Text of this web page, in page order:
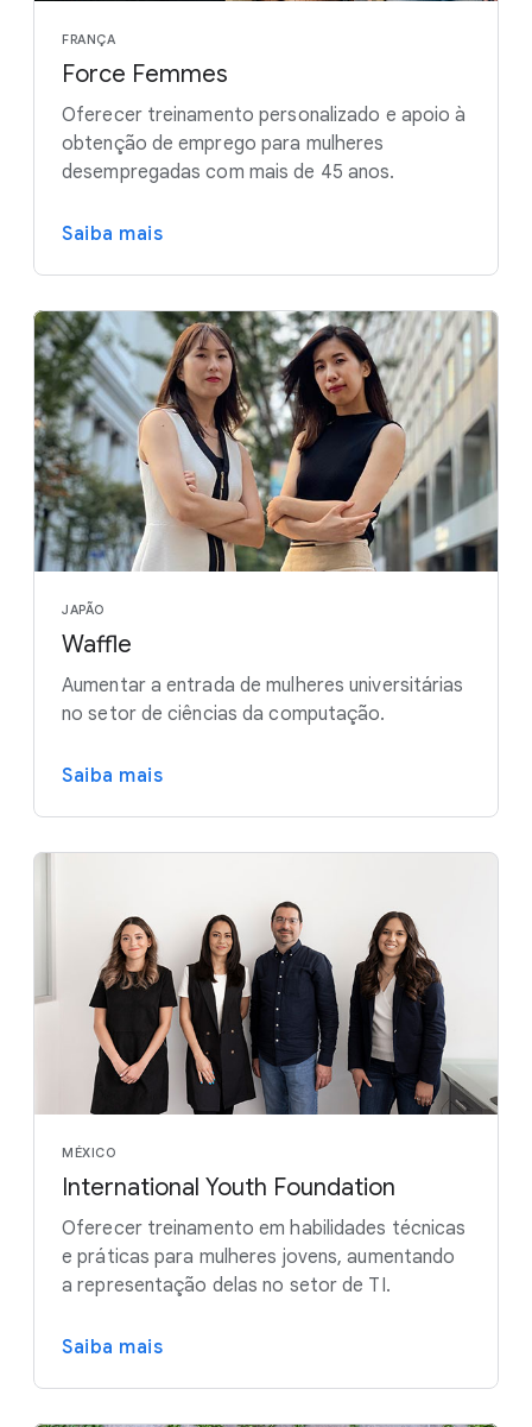
FRANÇA
Force Femmes
Oferecer treinamento personalizado e apoio à
obtenção de emprego para mulheres
desempregadas com mais de 45 anos.
Saiba mais
JAPÃO
Waffle
Aumentar a entrada de mulheres universitárias
no setor de ciências da computação.
Saiba mais
MÉXICO
International Youth Foundation
Oferecer treinamento em habilidades técnicas
e práticas para mulheres jovens, aumentando
a representação delas no setor de TI.
Saiba mais